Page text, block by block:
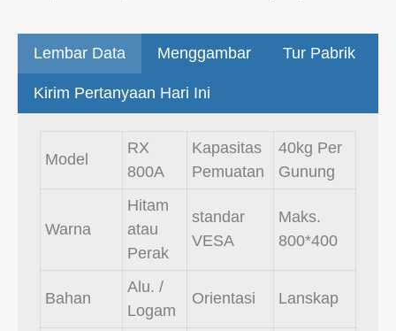
Lembar Data Menggambar Tur Pabrik
Kirim Pertanyaan Hari Ini
Model
RX
800A
Kapasitas
Pemuatan
40kg Per
Gunung
Warna
Hitam
atau
Perak
standar
VESA
Maks.
800*400
Bahan
Alu. /
Logam
Orientasi Lanskap